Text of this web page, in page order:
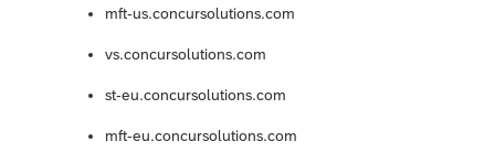
mft-us.concursolutions.com
vs.concursolutions.com
st-eu.concursolutions.com
mft-eu.concursolutions.com